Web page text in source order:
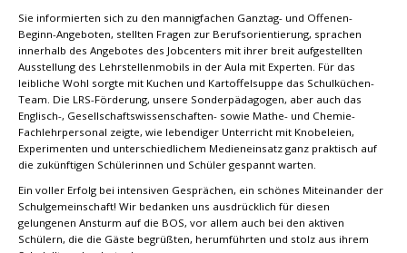
Sie informierten sich zu den mannigfachen Ganztag- und Offenen-
Beginn-Angeboten, stellten Fragen zur Berufsorientierung, sprachen
innerhalb des Angebotes des Jobcenters mit ihrer breit aufgestellten
Ausstellung des Lehrstellenmobils in der Aula mit Experten. Für das
leibliche Wohl sorgte mit Kuchen und Kartoffelsuppe das Schulküchen-
Team. Die LRS-Förderung, unsere Sonderpädagogen, aber auch das
Englisch-, Gesellschaftswissenschaften- sowie Mathe- und Chemie-
Fachlehrpersonal zeigte, wie lebendiger Unterricht mit Knobeleien,
Experimenten und unterschiedlichem Medieneinsatz ganz praktisch auf
die zukünftigen Schülerinnen und Schüler gespannt warten.
Ein voller Erfolg bei intensiven Gesprächen, ein schönes Miteinander der
Schulgemeinschaft! Wir bedanken uns ausdrücklich für diesen
gelungenen Ansturm auf die BOS, vor allem auch bei den aktiven
Schülern, die die Gäste begrüßten, herumführten und stolz aus ihrem